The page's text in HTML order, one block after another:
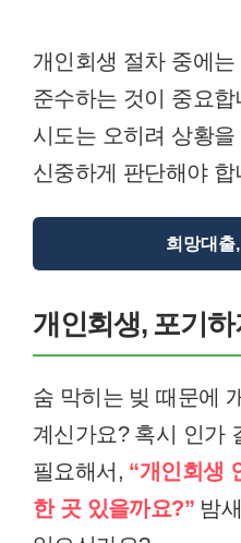
개인회생 절차 중에
준수하는 것이 중요
시도는 오히려 상황
신중하게 판단해야 합
희망대출
개인회생, 포기
숨 막히는 빚 때문에
계신가요? 혹시 인가
필요해서, “개인회생
한 곳 있을까요?” 밤